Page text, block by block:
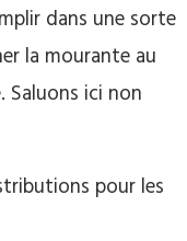
dans une sorte
la mourante au
Saluons ici non
pour les